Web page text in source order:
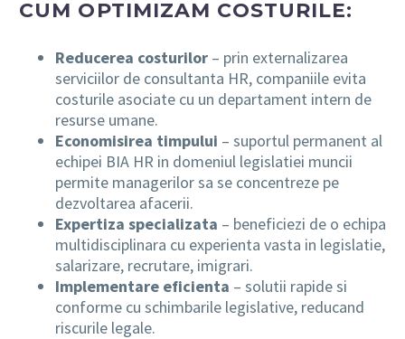
CUM OPTIMIZAM COSTURILE:
Reducerea costurilor – prin externalizarea
serviciilor de consultanta HR, companiile evita
costurile asociate cu un departament intern de
resurse umane.
Economisirea timpului – suportul permanent al
echipei BIA HR in domeniul legislatiei muncii
permite managerilor sa se concentreze pe
dezvoltarea afacerii.
Expertiza specializata – beneficiezi de o echipa
multidisciplinara cu experienta vasta in legislatie,
salarizare, recrutare, imigrari.
Implementare eficienta – solutii rapide si
conforme cu schimbarile legislative, reducand
riscurile legale.